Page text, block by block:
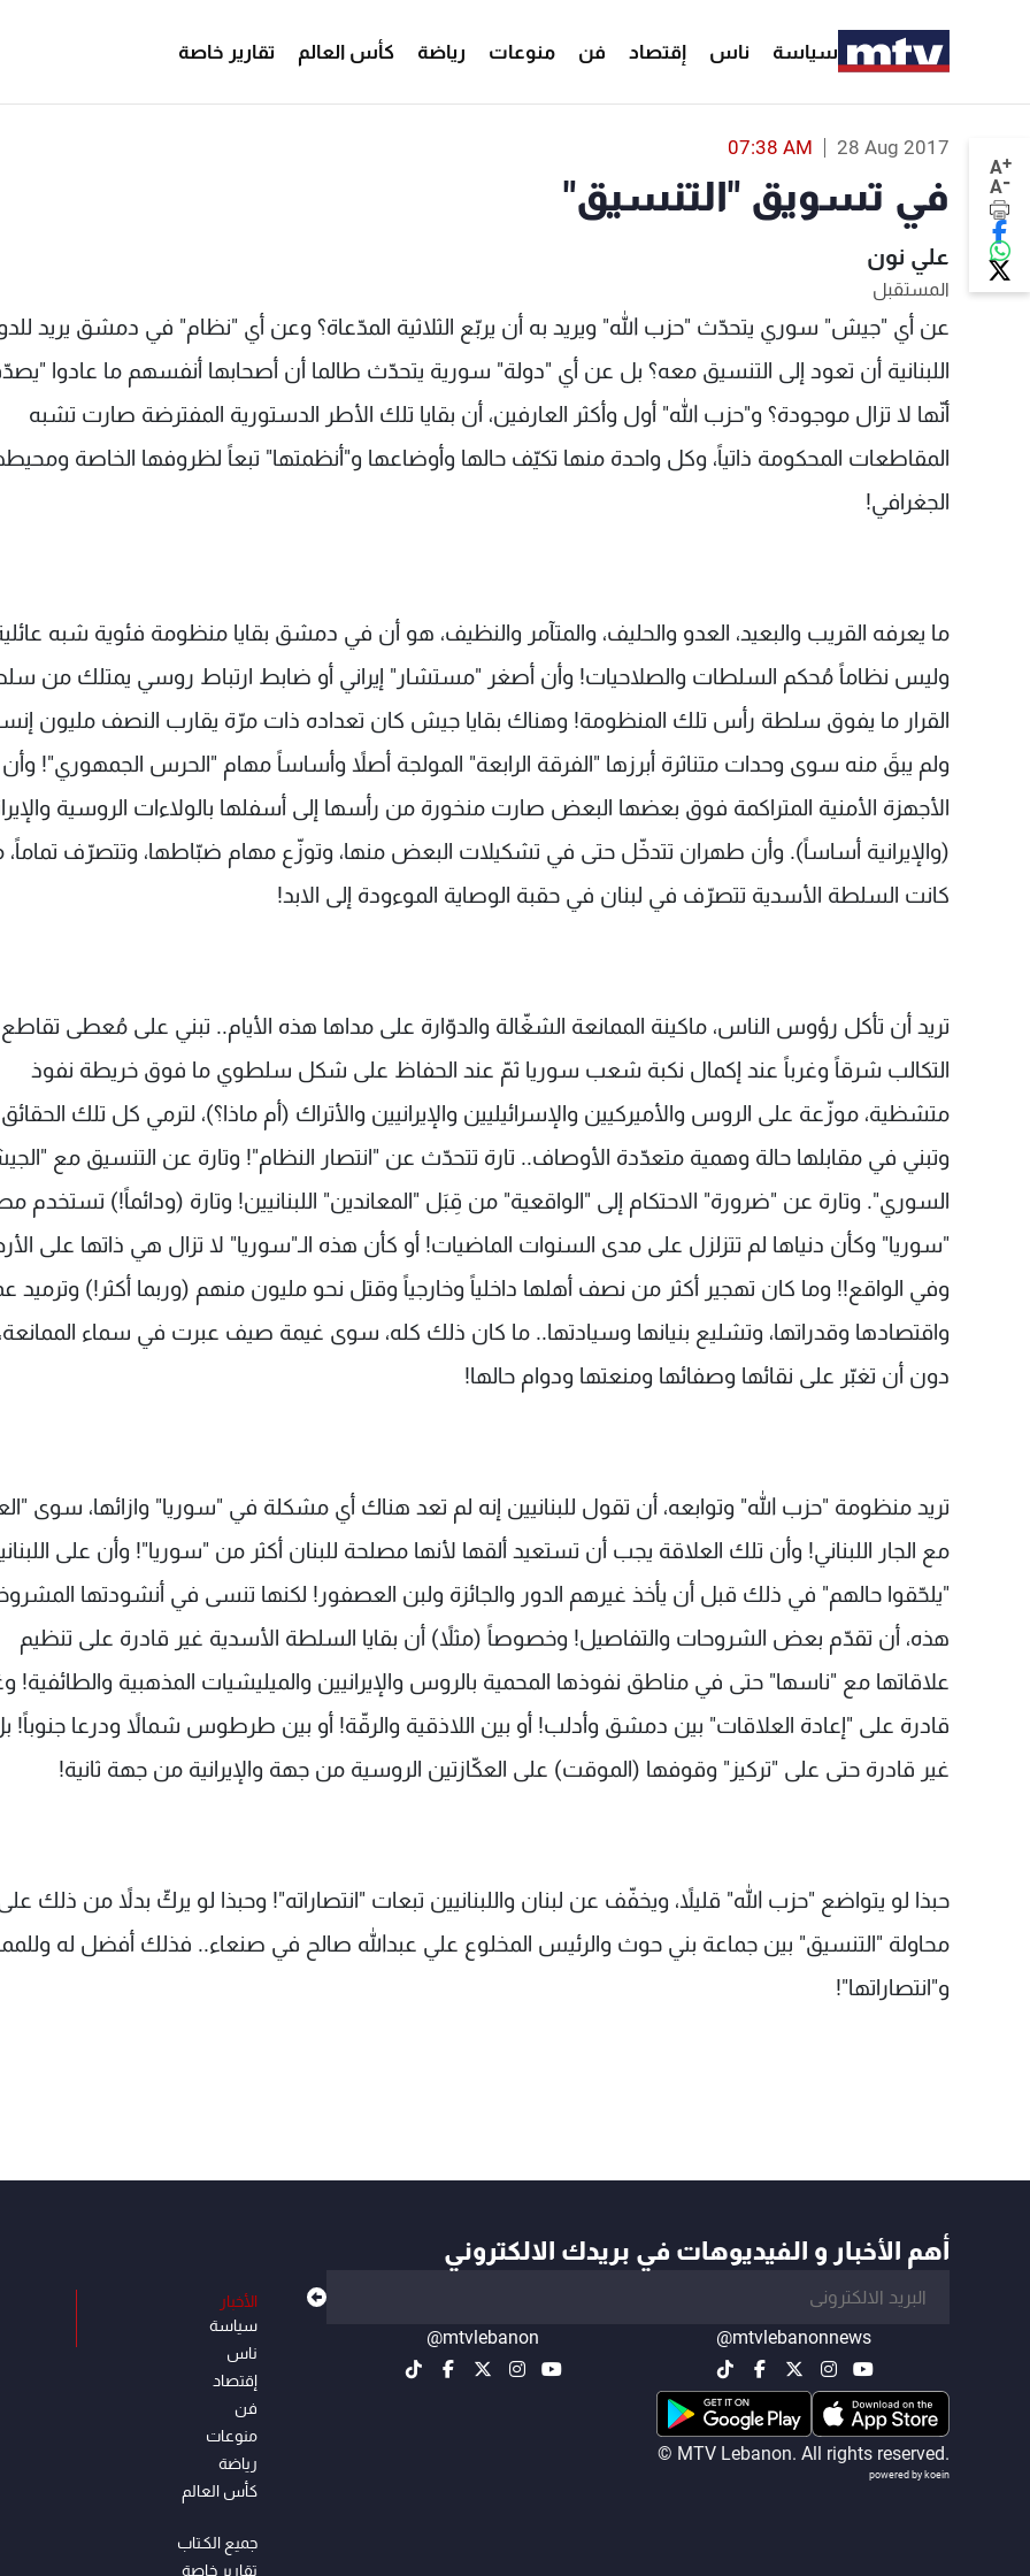
سياسة ناس إقتصاد فن منوعات رياضة كأس العالم تقارير خاصة
A+
A-
28 Aug 2017
07:38 AM
في تسويق "التنسيق"
علي نون
المستقبل
عن أي "جيش" سوري يتحدّث "حزب الله" ويريد به أن يربّع الثلاثية المدّعاة؟ وعن أي "نظام" في دمشق يريد
اللبنانية أن تعود إلى التنسيق معه؟ بل عن أي "دولة" سورية يتحدّث طالما أن أصحابها أنفسهم ما عادوا
أنّها لا تزال موجودة؟ و"حزب الله" أول وأكثر العارفين، أن بقايا تلك الأطر الدستورية المفترضة صارت تشبه
المقاطعات المحكومة ذاتياً، وكل واحدة منها تكيّف حالها وأوضاعها و"أنظمتها" تبعاً لظروفها الخاصة
الجغرافي!
ما يعرفه القريب والبعيد، العدو والحليف، والمتآمر والنظيف، هو أن في دمشق بقايا منظومة فئوية شبه
وليس نظاماً مُحكم السلطات والصلاحيات! وأن أصغر "مستشار" إيراني أو ضابط ارتباط روسي يمتلك من
القرار ما يفوق سلطة رأس تلك المنظومة! وهناك بقايا جيش كان تعداده ذات مرّة يقارب النصف مليون
ولم يبقَ منه سوى وحدات متناثرة أبرزها "الفرقة الرابعة" المولجة أصلاً وأساساً مهام "الحرس الجمهوري"! وأن
الأجهزة الأمنية المتراكمة فوق بعضها البعض صارت منخورة من رأسها إلى أسفلها بالولاءات الروسية
(والإيرانية أساساً). وأن طهران تتدخّل حتى في تشكيلات البعض منها، وتوزّع مهام ضبّاطها، وتتصرّف تماماً،
كانت السلطة الأسدية تتصرّف في لبنان في حقبة الوصاية الموءودة إلى الابد!
تريد أن تأكل رؤوس الناس، ماكينة الممانعة الشغّالة والدوّارة على مداها هذه الأيام.. تبني على مُعطى تقاطع
التكالب شرقاً وغرباً عند إكمال نكبة شعب سوريا ثمّ عند الحفاظ على شكل سلطوي ما فوق خريطة نفوذ
متشظية، موزّعة على الروس والأميركيين والإسرائيليين والإيرانيين والأتراك (أم ماذا؟)، لترمي كل تلك الحقائق
وتبني في مقابلها حالة وهمية متعدّدة الأوصاف.. تارة تتحدّث عن "انتصار النظام"! وتارة عن التنسيق مع
السوري". وتارة عن "ضرورة" الاحتكام إلى "الواقعية" من قِبَل "المعاندين" اللبنانيين! وتارة (ودائماً!) تستخدم
"سوريا" وكأن دنياها لم تتزلزل على مدى السنوات الماضيات! أو كأن هذه الـ"سوريا" لا تزال هي ذاتها على
وفي الواقع!! وما كان تهجير أكثر من نصف أهلها داخلياً وخارجياً وقتل نحو مليون منهم (وربما أكثر!) وترميد
واقتصادها وقدراتها، وتشليع بنيانها وسيادتها.. ما كان ذلك كله، سوى غيمة صيف عبرت في سماء
دون أن تغبّر على نقائها وصفائها ومنعتها ودوام حالها!
تريد منظومة "حزب الله" وتوابعه، أن تقول للبنانيين إنه لم تعد هناك أي مشكلة في "سوريا" وازائها، سوى
مع الجار اللبناني! وأن تلك العلاقة يجب أن تستعيد ألقها لأنها مصلحة للبنان أكثر من "سوريا"! وأن على
"يلحّقوا حالهم" في ذلك قبل أن يأخذ غيرهم الدور والجائزة ولبن العصفور! لكنها تنسى في أنشودتها
هذه، أن تقدّم بعض الشروحات والتفاصيل! وخصوصاً (مثلاً) أن بقايا السلطة الأسدية غير قادرة على تنظيم
علاقاتها مع "ناسها" حتى في مناطق نفوذها المحمية بالروس والإيرانيين والميليشيات المذهبية والطائفية!
قادرة على "إعادة العلاقات" بين دمشق وأدلب! أو بين اللاذقية والرقّة! أو بين طرطوس شمالاً ودرعا
غير قادرة حتى على "تركيز" وقوفها (الموقت) على العكّازتين الروسية من جهة والإيرانية من جهة ثانية!
حبذا لو يتواضع "حزب الله" قليلاً، ويخفّف عن لبنان واللبنانيين تبعات "انتصاراته"! وحبذا لو يركّ بدلاً من ذلك
محاولة "التنسيق" بين جماعة بني حوث والرئيس المخلوع علي عبدالله صالح في صنعاء.. فذلك أفضل له
و"انتصاراتها"!
أهم الأخبار و الفيديوهات في بريدك الالكتروني
@mtvlebanonnews
@mtvlebanon
© MTV Lebanon. All rights reserved.
powered by koein
الأخبار
سياسة
ناس
إقتصاد
فن
منوعات
رياضة
كأس العالم
جميع الكـتاب
تقارير خاصة